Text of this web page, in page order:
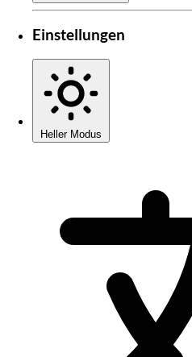
Einstellungen
Heller Modus